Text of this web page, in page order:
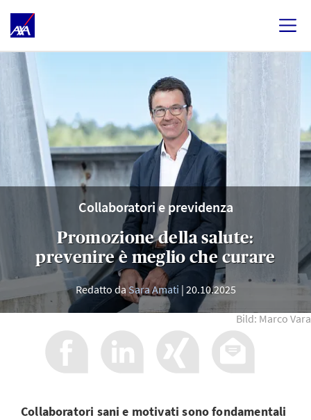
Collaboratori e previdenza
Promozione della salute:
prevenire è meglio che curare
Redatto daSara Amati 20.10.2025
Bild: Marco Vara
Collaboratori sani e motivati sono fondamentali